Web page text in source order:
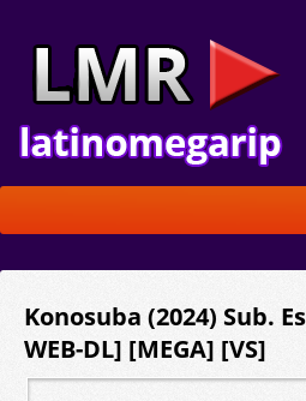
Konosuba (2024) Sub.
WEB-DL] [MEGA] [VS]